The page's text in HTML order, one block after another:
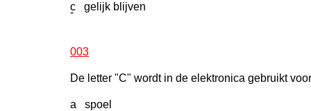
c gelijk blijven
-
003
De letter "C" wordt in de elektronica gebruikt
a spoel